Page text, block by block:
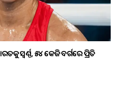
ସ୍ବର୍ଣ୍ଣ, ୫୪ କେଜି ବର୍ଗରେ ପ୍ରିତି